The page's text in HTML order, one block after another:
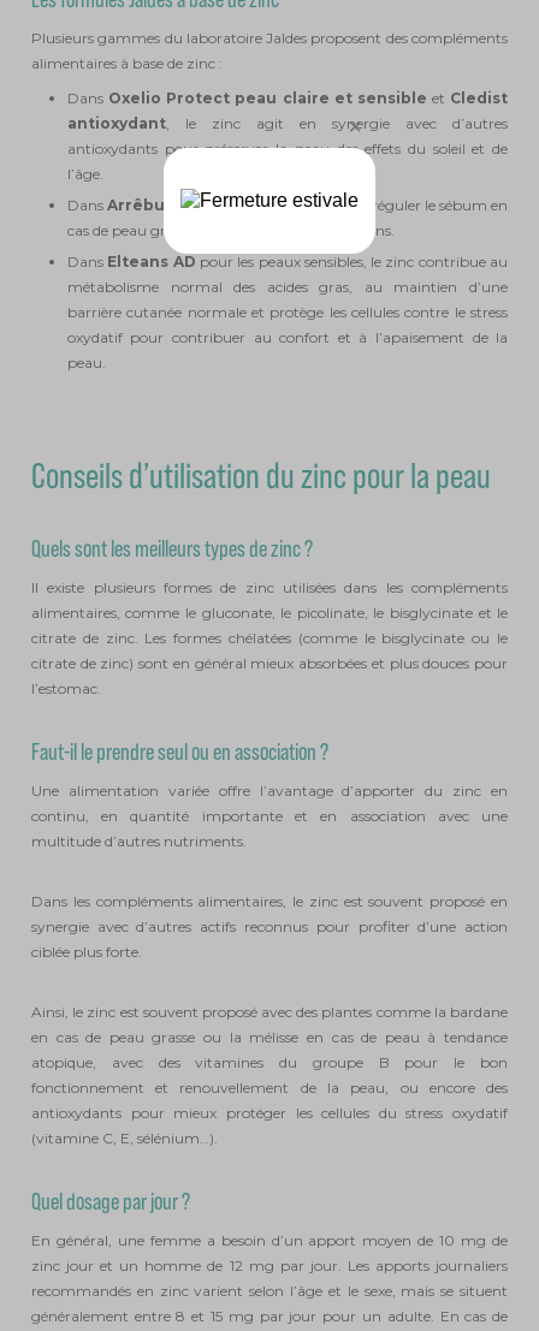
Plusieurs gammes du laboratoire Jaldes proposent des compléments
alimentaires à base de zinc :
Dans Oxelio Protect peau claire et sensible et Cledist
antioxydant, le zinc agit en synergie avec d’autres
antioxydants pour préserver la peau des effets du soleil et de
l’âge.
Dans Arrêbum comprimés, le zinc aide à réguler le sébum en
cas de peau grasse et à limiter les imperfections.
Dans Elteans AD pour les peaux sensibles, le zinc contribue au
métabolisme normal des acides gras, au maintien d’une
barrière cutanée normale et protège les cellules contre le stress
oxydatif pour contribuer au confort et à l’apaisement de la
peau.
Conseils d’utilisation du zinc pour la peau
Quels sont les meilleurs types de zinc ?
Il existe plusieurs formes de zinc utilisées dans les compléments
alimentaires, comme le gluconate, le picolinate, le bisglycinate et le
citrate de zinc. Les formes chélatées (comme le bisglycinate ou le
citrate de zinc) sont en général mieux absorbées et plus douces pour
l’estomac.
Faut-il le prendre seul ou en association ?
Une alimentation variée offre l’avantage d’apporter du zinc en
continu, en quantité importante et en association avec une
multitude d’autres nutriments.
Dans les compléments alimentaires, le zinc est souvent proposé en
synergie avec d’autres actifs reconnus pour profiter d’une action
ciblée plus forte.
Ainsi, le zinc est souvent proposé avec des plantes comme la bardane
en cas de peau grasse ou la mélisse en cas de peau à tendance
atopique, avec des vitamines du groupe B pour le bon
fonctionnement et renouvellement de la peau, ou encore des
antioxydants pour mieux protéger les cellules du stress oxydatif
(vitamine C, E, sélénium…).
Quel dosage par jour ?
En général, une femme a besoin d’un apport moyen de 10 mg de
zinc jour et un homme de 12 mg par jour. Les apports journaliers
recommandés en zinc varient selon l’âge et le sexe, mais se situent
généralement entre 8 et 15 mg par jour pour un adulte. En cas de